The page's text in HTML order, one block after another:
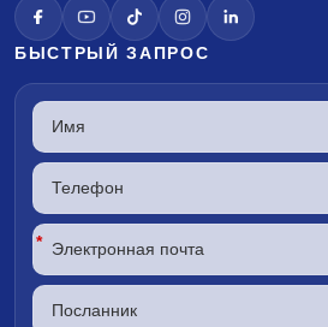
БЫСТРЫЙ ЗАПРОС
*